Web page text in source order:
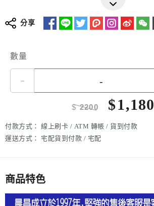
產地：中國
分享
數量
-
$2200 $1,180
付款方式： 線上刷卡 / ATM 轉帳 / 貨到付款
運送方式：
宅配貨到付款 / 宅配
商品特色